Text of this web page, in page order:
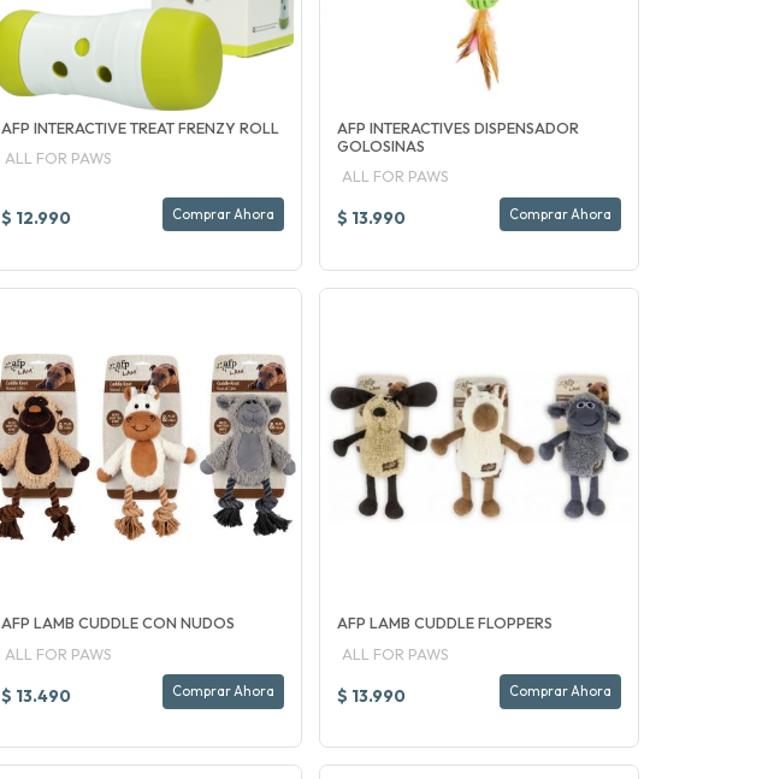
AFP INTERACTIVE TREAT FRENZY ROLL
ALL FOR PAWS
$ 12.990 Comprar Ahora
AFP INTERACTIVES DISPENSADOR
GOLOSINAS
ALL FOR PAWS
$ 13.990 Comprar Ahora
AFP LAMB CUDDLE CON NUDOS
ALL FOR PAWS
$ 13.490 Comprar Ahora
AFP LAMB CUDDLE FLOPPERS
ALL FOR PAWS
$ 13.990 Comprar Ahora